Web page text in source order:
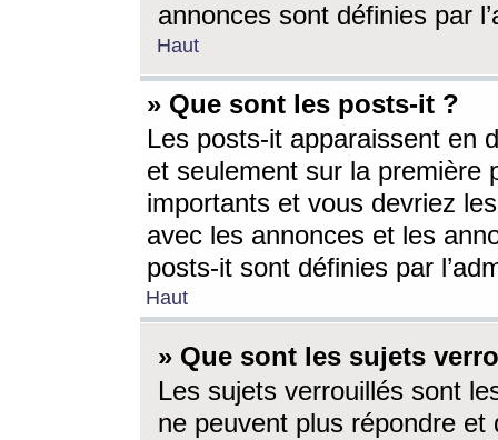
annonces sont définies par
Haut
» Que sont les posts-it ?
Les posts-it apparaissent en
et seulement sur la première
importants et vous devriez
avec les annonces et les
posts-it sont définies par
Haut
» Que sont les sujets
Les sujets verrouillés sont
ne peuvent plus répondre